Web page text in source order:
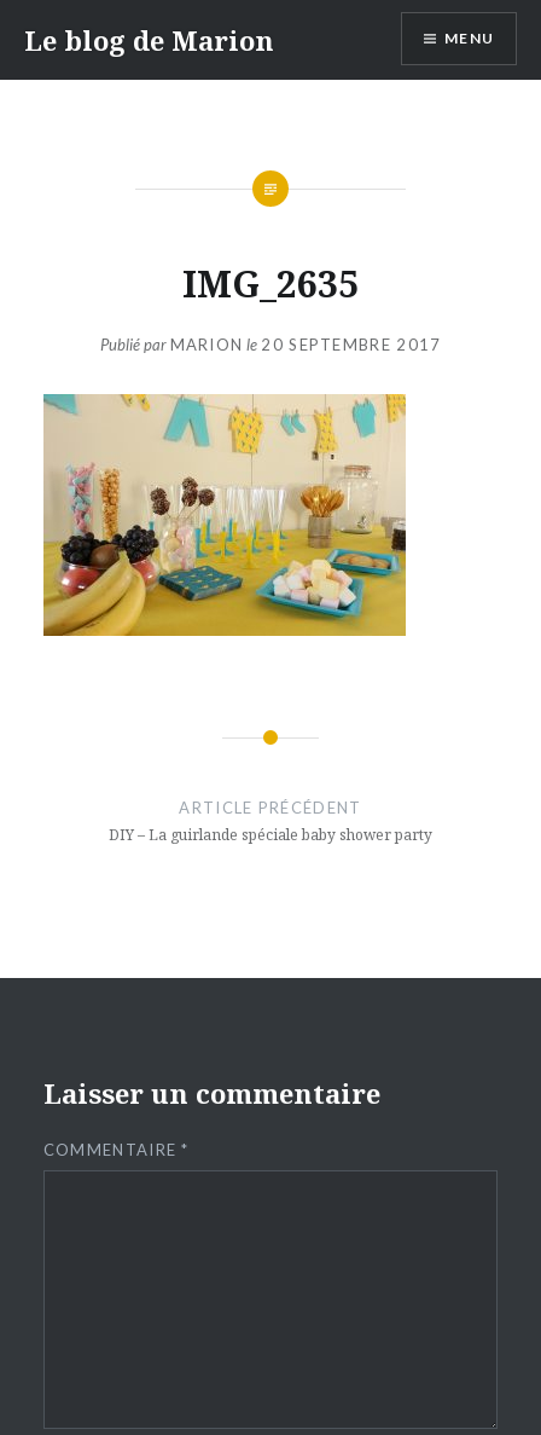
contenu
Le blog de Marion MENU
IMG_2635
Publié parMARION le 20 SEPTEMBRE 2017
l’article
ARTICLE PRÉCÉDENT
DIY – La guirlande spéciale baby shower party
Laisser un commentaire
COMMENTAIRE*